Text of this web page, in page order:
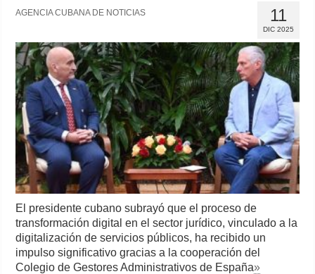
11
DIC 2025
AGENCIA CUBANA DE NOTICIAS
El presidente cubano subrayó que el proceso de
transformación digital en el sector jurídico, vinculado a la
digitalización de servicios públicos, ha recibido un
impulso significativo gracias a la cooperación del
Colegio de Gestores Administrativos de España»